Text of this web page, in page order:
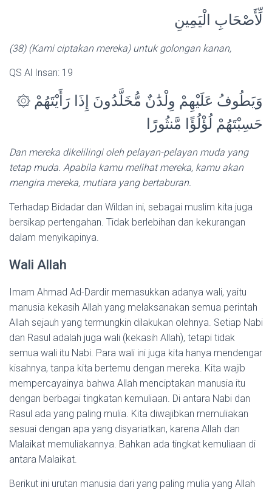
لِّأَصْحَابِ الْيَمِينِ
(38) (Kami ciptakan mereka) untuk golongan kanan,
QS Al Insan: 19
۞ وَيَطُوفُ عَلَيْهِمْ وِلْدَٰنٌ مُّخَلَّدُونَ إِذَا رَأَيْتَهُمْ
حَسِبْتَهُمْ لُؤْلُؤًا مَّنثُورًا
Dan mereka dikelilingi oleh pelayan-pelayan muda yang
tetap muda. Apabila kamu melihat mereka, kamu akan
mengira mereka, mutiara yang bertaburan.
Terhadap Bidadar dan Wildan ini, sebagai muslim kita juga
bersikap pertengahan. Tidak berlebihan dan kekurangan
dalam menyikapinya.
Wali Allah
Imam Ahmad Ad-Dardir memasukkan adanya wali, yaitu
manusia kekasih Allah yang melaksanakan semua perintah
Allah sejauh yang termungkin dilakukan olehnya. Setiap Nabi
dan Rasul adalah juga wali (kekasih Allah), tetapi tidak
semua wali itu Nabi. Para wali ini juga kita hanya mendengar
kisahnya, tanpa kita bertemu dengan mereka. Kita wajib
mempercayainya bahwa Allah menciptakan manusia itu
dengan berbagai tingkatan kemuliaan. Di antara Nabi dan
Rasul ada yang paling mulia. Kita diwajibkan memuliakan
sesuai dengan apa yang disyariatkan, karena Allah dan
Malaikat memuliakannya. Bahkan ada tingkat kemuliaan di
antara Malaikat.
Berikut ini urutan manusia dari yang paling mulia yang Allah